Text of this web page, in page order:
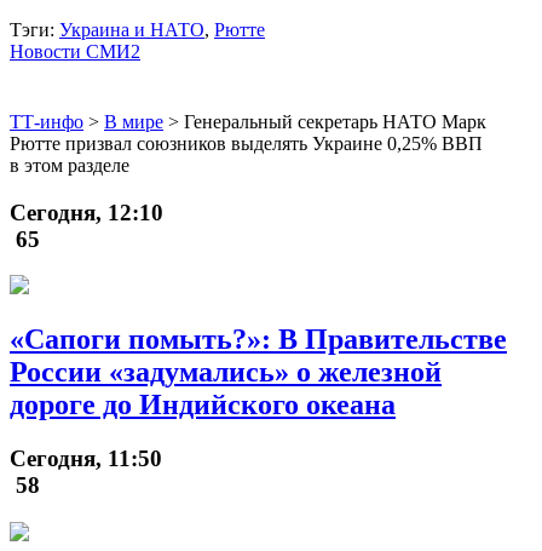
Тэги: Украина и НАТО, Рютте
Новости СМИ2
ТТ-инфо > В мире > Генеральный секретарь НАТО Марк
Рютте призвал союзников выделять Украине 0,25% ВВП
в этом разделе
Сегодня, 12:10
65
«Сапоги помыть?»: В Правительстве
России «задумались» о железной
дороге до Индийского океана
Сегодня, 11:50
58